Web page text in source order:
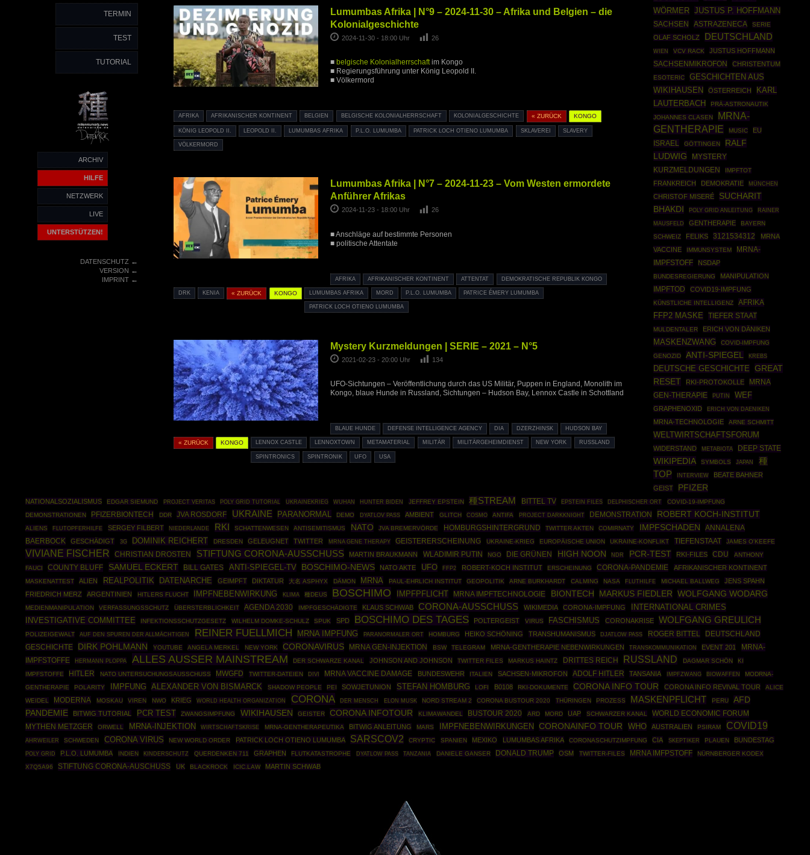
TERMIN
TEST
TUTORIAL
ARCHIV
HILFE
NETZWERK
LIVE
UNTERSTÜTZEN!
DATENSCHUTZ←
VERSION ←
IMPRINT←
Lumumbas Afrika | N°9 – 2024-11-30 – Afrika und Belgien – die
Kolonialgeschichte
2024-11-30 - 18:00 Uhr 26
■ belgische Kolonialherrschaftim Kongo
■ Regierungsführung unter König Leopold II.
■ Völkermord
AFRIKA AFRIKANISCHER KONTINENT BELGIEN BELGISCHE KOLONIALHERRSCHAFT KOLONIALGESCHICHTE « ZURÜCK KONGO
KÖNIG LEOPOLD II. LEOPOLD II. LUMUMBAS AFRIKA P.L.O. LUMUMBA PATRICK LOCH OTIENO LUMUMBA SKLAVEREI SLAVERY
VÖLKERMORD
Lumumbas Afrika | N°7 – 2024-11-23 – Vom Westen ermordete
Anführer Afrikas
2024-11-23 - 18:00 Uhr 26
■ Anschläge auf bestimmte Personen
■ politische Attentate
AFRIKA AFRIKANISCHER KONTINENT ATTENTAT DEMOKRATISCHE REPUBLIK KONGO
DRK KENIA « ZURÜCK KONGO LUMUMBAS AFRIKA MORD P.L.O. LUMUMBA PATRICE ÉMERY LUMUMBA
PATRICK LOCH OTIENO LUMUMBA
Mystery Kurzmeldungen | SERIE – 2021 – N°5
2021-02-23 - 20:00 Uhr 134
UFO-Sichtungen – Veröffentlichung durch das US Militär, Puppen in England, Monolith im
Kongo, blaue Hunde in Russland, Sichtungen – Hudson Bay, Lennox Castle in Schottland
BLAUE HUNDE DEFENSE INTELLIGENCE AGENCY DIA DZERZHINSK HUDSON BAY
« ZURÜCK KONGO LENNOX CASTLE LENNOXTOWN METAMATERIAL MILITÄR MILITÄRGEHEIMDIENST NEW YORK RUSSLAND
SPINTRONICS SPINTRONIK UFO USA
WÖRMER JUSTUS P. HOFFMANN
SACHSEN ASTRAZENECA SERIE
OLAF SCHOLZ DEUTSCHLAND
WIEN VCV RACK JUSTUS HOFFMANN
SACHSENMIKROFON CHRISTENTUM
ESOTERIC
GESCHICHTEN AUS
WIKIHAUSEN
ÖSTERREICH
KARL
LAUTERBACH
PRÄ-ASTRONAUTIK
JOHANNES CLASEN
MRNA-
GENTHERAPIE
MUSIC EU
ISRAEL GÖTTINGEN
RALF
LUDWIG
MYSTERY
KURZMELDUNGEN
IMPFTOT
FRANKREICH DEMOKRATIE MÜNCHEN
CHRISTOF MISERÉ
SUCHARIT
BHAKDI
POLY GRID ANLEITUNG
RAINER
MAUSFELD
GENTHERAPIE
BAYERN
SCHWEIZ
FELIKS 3121534312
MRNA
VACCINE
IMMUNSYSTEM
MRNA-
IMPFSTOFF
NSDAP
BUNDESREGIERUNG MANIPULATION
IMPFTOD COVID19-IMPFUNG
KÜNSTLICHE INTELLIGENZ
AFRIKA
FFP2 MASKE
TIEFER STAAT
MULDENTALER ERICH VON DÄNIKEN
MASKENZWANG
COVID-IMPFUNG
GENOZID
ANTI-SPIEGEL KREBS
DEUTSCHE GESCHICHTE
GREAT
RESET
RKI-PROTOKOLLE
MRNA
GEN-THERAPIE
PUTIN WEF
GRAPHENOXID ERICH VON DAENIKEN
MRNA-TECHNOLOGIE ARNE SCHMITT
WELTWIRTSCHAFTSFORUM
WIDERSTAND METABIOTA DEEP STATE
WIKIPEDIA SYMBOLS JAPAN
種
TOP
INTERVIEW
BEATE BAHNER
GEIST
PFIZER
NATIONALSOZIALISMUS EDGAR SIEMUND PROJECT VERITAS POLY GRID TUTORIAL UKRAINEKRIEG WUHAN HUNTER BIDEN JEFFREY EPSTEIN 種STREAM BITTEL TV EPSTEIN FILES DELPHISCHER ORT
COVID-19-IMPFUNG
DEMONSTRATIONEN
PFIZERBIONTECH DDR JVA ROSDORF UKRAINE PARANORMAL DEMO DYATLOV PASS AMBIENT GLITCH COSMO ANTIFA PROJECT DARKKNIGHT DEMONSTRATION ROBERT KOCH-INSTITUT
ALIENS FLUTOPFERHILFE SERGEY FILBERT NIEDERLANDE RKI SCHATTENWESEN ANTISEMITISMUS NATO JVA BREMERVÖRDE HOMBURGSHINTERGRUND TWITTER AKTEN COMIRNATY IMPFSCHADEN
ANNALENA
BAERBOCK
GESCHÄDIGT 3G DOMINIK REICHERT DRESDEN GELEUGNET TWITTER MRNA GENE THERAPY GEISTERERSCHEINUNG UKRAINE-KRIEG EUROPÄISCHE UNION UKRAINE-KONFLIKT TIEFENSTAAT JAMES O'KEEFE
VIVIANE FISCHER CHRISTIAN DROSTEN STIFTUNG CORONA-AUSSCHUSS MARTIN BRAUKMANN WLADIMIR PUTIN NGO DIE GRÜNEN HIGH NOON NDR PCR-TEST RKI-FILES CDU
ANTHONY
FAUCI
COUNTY BLUFF SAMUEL ECKERT BILL GATES ANTI-SPIEGEL-TV BOSCHIMO-NEWS NATO AKTE UFO FFP2 ROBERT-KOCH INSTITUT ERSCHEINUNG CORONA-PANDEMIE AFRIKANISCHER KONTINENT
MASKENATTEST ALIEN REALPOLITIK DATENARCHE GEIMPFT DIKTATUR 大名 ASPHYX DÄMON MRNA PAUL-EHRLICH INSTITUT GEOPOLITIK ARNE BURKHARDT CALMING NASA FLUTHILFE MICHAEL BALLWEG
JENS SPAHN
FRIEDRICH MERZ
ARGENTINIEN HITLERS FLUCHT IMPFNEBENWIRKUNG KLIMA 種DEUS BOSCHIMO IMPFPFLICHT MRNA IMPFTECHNOLOGIE BIONTECH MARKUS FIEDLER WOLFGANG WODARG
MEDIENMANIPULATION VERFASSUNGSSCHUTZ ÜBERSTERBLICHKEIT AGENDA 2030 IMPFGESCHÄDIGTE KLAUS SCHWAB CORONA-AUSSCHUSS WIKIMEDIA CORONA-IMPFUNG
INTERNATIONAL CRIMES
INVESTIGATIVE COMMITTEE
INFEKTIONSSCHUTZGESETZ WILHELM DOMKE-SCHULZ SPUK SPD BOSCHIMO DES TAGES POLTERGEIST VIRUS FASCHISMUS CORONAKRISE WOLFGANG GREULICH
POLIZEIGEWALT AUF DEN SPUREN DER ALLMÄCHTIGEN REINER FUELLMICH MRNA IMPFUNG PARANORMALER ORT HOMBURG HEIKO SCHÖNING TRANSHUMANISMUS DJATLOW PASS ROGER BITTEL
DEUTSCHLAND
GESCHICHTE
DIRK POHLMANN YOUTUBE ANGELA MERKEL NEW YORK CORONAVIRUS MRNA GEN-INJEKTION BSW TELEGRAM MRNA-GENTHERAPIE NEBENWIRKUNGEN TRANSKOMMUNIKATION EVENT 201
MRNA-
IMPFSTOFFE
HERMANN PLOPPA ALLES AUSSER MAINSTREAM DER SCHWARZE KANAL JOHNSON AND JOHNSON TWITTER FILES MARKUS HAINTZ DRITTES REICH RUSSLAND DAGMAR SCHÖN
KI
IMPFSTOFFE
HITLER NATO UNTERSUCHUNGSAUSSCHUSS MWGFD TWITTER-DATEIEN DIVI MRNA VACCINE DAMAGE BUNDESWEHR ITALIEN SACHSEN-MIKROFON ADOLF HITLER TANSANIA IMPFZWANG BIOWAFFEN
MODRNA-
GENTHERAPIE
POLARITY IMPFUNG ALEXANDER VON BISMARCK SHADOW PEOPLE PEI SOWJETUNION STEFAN HOMBURG LOFI B0108 RKI-DOKUMENTE CORONA INFO TOUR CORONA INFO REVIVAL TOUR
ALICE
WEIDEL
MODERNA MOSKAU VIREN NWO KRIEG WORLD HEALTH ORGANIZATION CORONA DER MENSCH ELON MUSK NORD STREAM 2 CORONA BUSTOUR 2020 THÜRINGEN PROZESS MASKENPFLICHT PERU AFD
PANDEMIE BITWIG TUTORIAL PCR TEST ZWANGSIMPFUNG WIKIHAUSEN GEISTER CORONA INFOTOUR KLIMAWANDEL BUSTOUR 2020 ARD MORD UAP SCHWARZER KANAL
WORLD ECONOMIC FORUM
MYTHEN METZGER
ORWELL MRNA-INJEKTION WIRTSCHAFTSKRISE MRNA-GENTHERAPEUTIKA BITWIG ANLEITUNG MARS IMPFNEBENWIRKUNGEN CORONAINFO TOUR WHO AUSTRALIEN PSIRAM COVID19
AHRWEILER SCHWEDEN CORONA VIRUS NEW WORLD ORDER PATRICK LOCH OTIENO LUMUMBA SARSCOV2 CRYPTIC SPANIEN MEXIKO LUMUMBAS AFRIKA CORONASCHUTZIMPFUNG CIA SKEPTIKER PLAUEN BUNDESTAG
POLY GRID P.L.O. LUMUMBA INDIEN KINDERSCHUTZ QUERDENKEN 711 GRAPHEN FLUTKATASTROPHE DYATLOW PASS TANZANIA DANIELE GANSER DONALD TRUMP OSM TWITTER-FILES MRNA IMFPSTOFF
NÜRNBERGER KODEX
X7Q5A96
STIFTUNG CORONA-AUSCHUSS UK BLACKROCK ICIC.LAW MARTIN SCHWAB